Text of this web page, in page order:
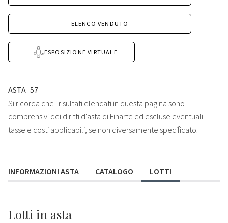
ELENCO VENDUTO
ESPOSIZIONE VIRTUALE
ASTA 57
Si ricorda che i risultati elencati in questa pagina sono
comprensivi dei diritti d'asta di Finarte ed escluse eventuali
tasse e costi applicabili, se non diversamente specificato.
INFORMAZIONI ASTA CATALOGO LOTTI
Lotti in asta